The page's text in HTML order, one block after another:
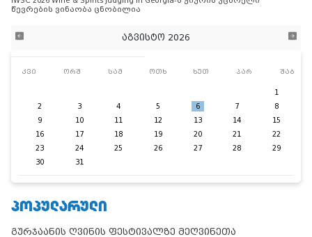
წევრების ვინაობა ცნობილია
აგვისტო 2026
კვი ორშ სამ ოთხ ხუთ პარ შაბ
1
2
3 4 5 6 7
8
9
10 11 12 13 14
15
16
17 18 19 20 21
22
23
24 25 26 27 28
29
30
31
ᲞᲝᲞᲣᲚᲐᲠᲣᲚᲘ
გურჯაანის ღვინის ფესტივალზე მეღვინეთა